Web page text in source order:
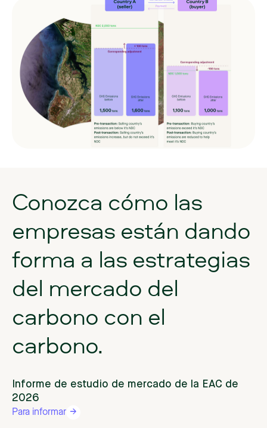
Conozca cómo las
empresas están dando
forma a las estrategias
del mercado del
carbono con el
carbono.
Informe de estudio de mercado de la EAC de
2026
Para informar